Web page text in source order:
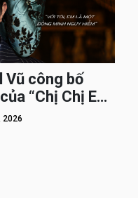
Vũ công bố
“Chị Chị Em
2026